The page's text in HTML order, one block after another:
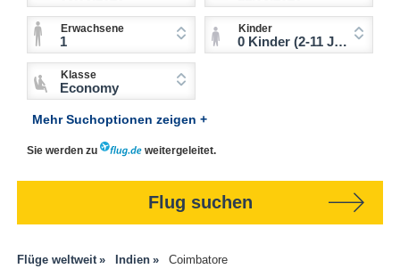
Erwachsene
1
Kinder
0 Kinder (2-11 Jahre)
Klasse
Economy
Mehr Suchoptionen zeigen +
Sie werden zu weitergeleitet.
Flug suchen
Flüge weltweit Indien Coimbatore